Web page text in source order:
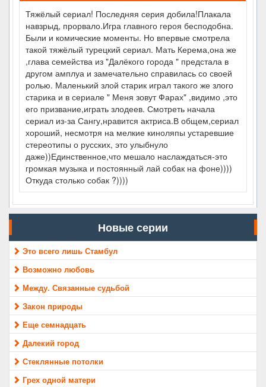
Тяжёлый сериал! Последняя серия добила!Плакала
навзрыд, прорвало.Игра главного героя бесподобна.
Были и комические моменты. Но впервые смотрела
такой тяжёлый турецкий сериал. Мать Керема,она же
,глава семейства из "Далёкого города " предстала в
другом амплуа и замечательно справилась со своей
ролью. Маленький злой старик играл такого же злого
старика и в сериале " Меня зовут Фарах" ,видимо ,это
его призвание,играть злодеев. Смотреть начала
сериал из-за Сангу,нравится актриса.В общем,сериал
хороший, несмотря на мелкие киноляпы устаревшие
стереотипы о русских, это улыбнуло
даже))Единственное,что мешало наслаждаться-это
громкая музыка и постоянный лай собак на фоне))))
Откуда столько собак ?))))
Новые серии
Это всего лишь Стамбул
Возможно любовь
Между. Связанные судьбой
Закон природы
Еще семнадцать
Далекий город
Стеклянные потолки
Грех одной матери